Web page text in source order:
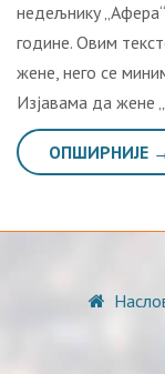
недељнику
године. Овим
жене, него се
Изјавама да жене
ОПШИРНИЈЕ